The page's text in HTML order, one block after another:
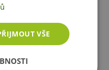
VŠE